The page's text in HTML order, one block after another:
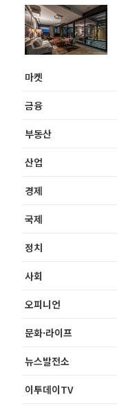
마켓
금융
부동산
산업
경제
국제
정치
사회
오피니언
문화·라이프
뉴스발전소
이투데이TV